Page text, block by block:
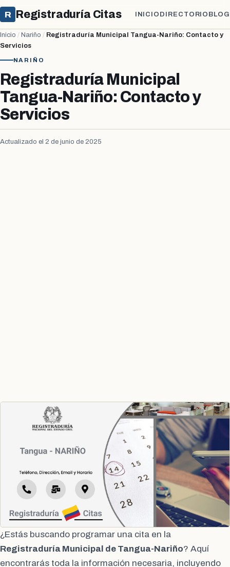
R Registraduría Citas INICIO DIRECTORIO BLOG
Inicio / Nariño / Registraduría Municipal Tangua-Nariño: Contacto y
Servicios
NARIÑO
Registraduría Municipal
Tangua-Nariño: Contacto y
Servicios
Actualizado el 2 de junio de 2025
¿Estás buscando programar una cita en la
Registraduría Municipal de Tangua-Nariño? Aquí
encontrarás toda la información necesaria, incluyendo